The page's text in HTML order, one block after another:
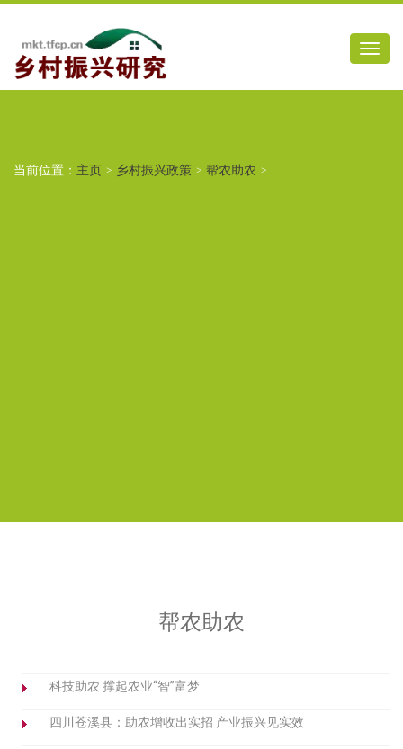
当前位置： 主页 > 乡村振兴政策 > 帮农助农 >
帮农助农
科技助农 撑起农业“智”富梦
四川苍溪县：助农增收出实招 产业振兴见实效